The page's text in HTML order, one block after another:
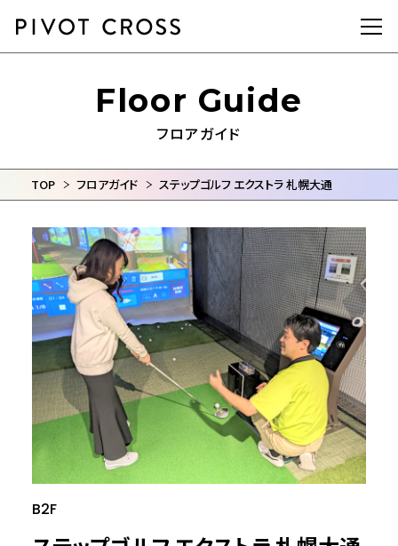
Floor Guide
フロアガイド
TOP フロアガイド ステップゴルフ エクストラ 札幌大通
B2F